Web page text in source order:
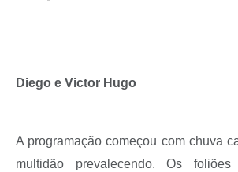
Diego e Victor Hugo
A programação começou com chuva
multidão prevalecendo. Os foliões